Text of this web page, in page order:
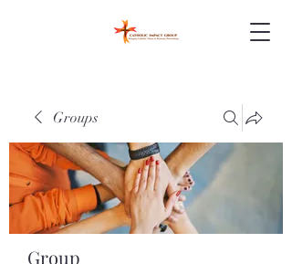
Groups
Group